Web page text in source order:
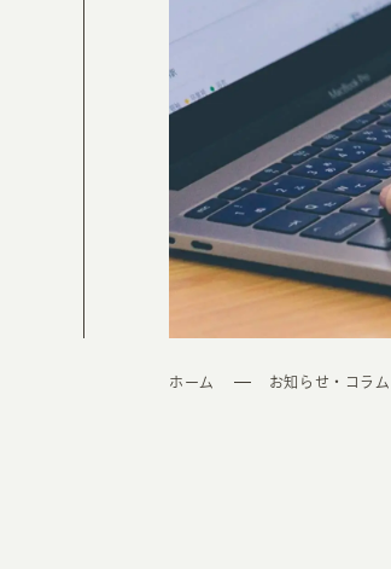
ホーム お知らせ・コラム